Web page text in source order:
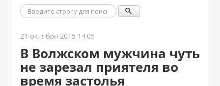
Поиск
21 октября 2015 14:05
В Волжском мужчина чуть
не зарезал приятеля во
время застолья